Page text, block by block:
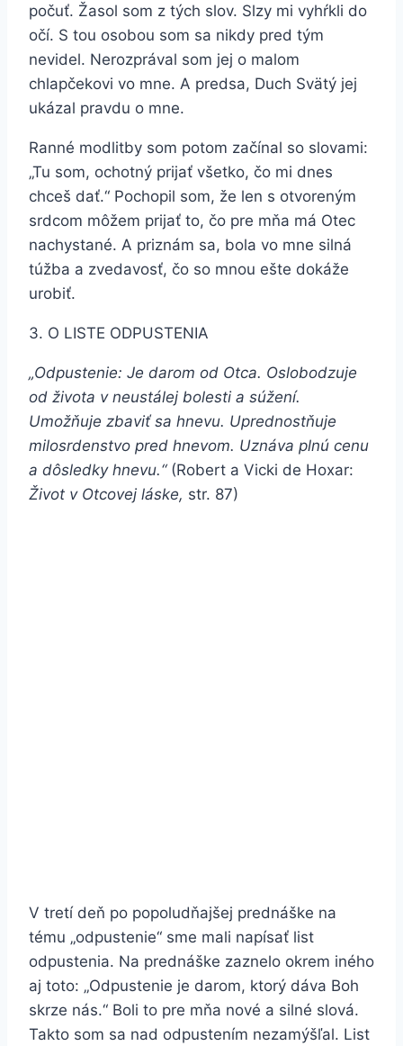
počuť. Žasol som z tých slov. Slzy mi vyhŕkli do
očí. S tou osobou som sa nikdy pred tým
nevidel. Nerozprával som jej o malom
chlapčekovi vo mne. A predsa, Duch Svätý jej
ukázal pravdu o mne.
Ranné modlitby som potom začínal so slovami:
„Tu som, ochotný prijať všetko, čo mi dnes
chceš dať.“ Pochopil som, že len s otvoreným
srdcom môžem prijať to, čo pre mňa má Otec
nachystané. A priznám sa, bola vo mne silná
túžba a zvedavosť, čo so mnou ešte dokáže
urobiť.
3. O LISTE ODPUSTENIA
„Odpustenie: Je darom od Otca. Oslobodzuje
od života v neustálej bolesti a súžení.
Umožňuje zbaviť sa hnevu. Uprednostňuje
milosrdenstvo pred hnevom. Uznáva plnú cenu
a dôsledky hnevu.“(Robert a Vicki de Hoxar:
Život v Otcovej láske, str. 87)
V tretí deň po popoludňajšej prednáške na
tému „odpustenie“ sme mali napísať list
odpustenia. Na prednáške zaznelo okrem iného
aj toto: „Odpustenie je darom, ktorý dáva Boh
skrze nás.“ Boli to pre mňa nové a silné slová.
Takto som sa nad odpustením nezamýšľal. List